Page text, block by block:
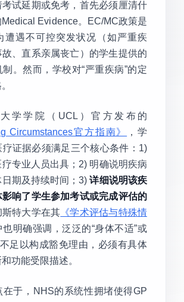
试延期或免考，首先必须厘清什
Evidence。EC/MC政策是
遭遇不可控突发状况（如严重疾
、直系亲属丧亡）的学生提供的
。然而，学校对“严重疾病”的定
学学院（UCL）官方发布的
Circumstances官方指南》
，学
疗证据必须满足三个核心条件：1)
专业人员出具；2) 明确说明疾病
日期及持续时间；3)详细说明该疾
响了学生参加考试或完成评估的
斯特大学在其 《学术评估与特殊情
也明确强调，泛泛的“身体不适”或
不足以构成豁免理由，必须有具体
功能受限描述。
在于，NHS的系统性拥堵使得GP